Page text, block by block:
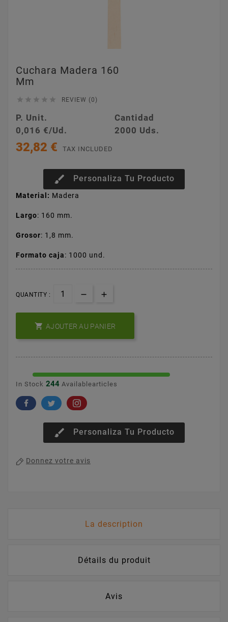
Cuchara Madera 160
Mm
     REVIEW (0)
P. Unit.
Cantidad
0,016 €/Ud.
2000 Uds.
32,82 € TAX INCLUDED
brush Personaliza Tu Producto
Material: Madera
Largo: 160 mm.
Grosor: 1,8 mm.
Formato caja: 1000 und.
QUANTITY :
 AJOUTER AU PANIER
In Stock 244 Availablearticles
brush Personaliza Tu Producto
Donnez votre avis
La description
Détails du produit
Avis